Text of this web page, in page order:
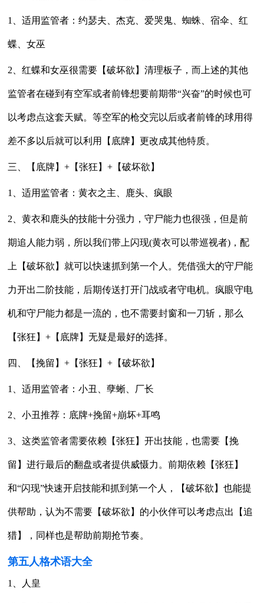
1、适用监管者：约瑟夫、杰克、爱哭鬼、蜘蛛、宿伞、红
蝶、女巫
2、红蝶和女巫很需要【破坏欲】清理板子，而上述的其他
监管者在碰到有空军或者前锋想要前期带“兴奋”的时候也可
以考虑点这套天赋。等空军的枪交完以后或者前锋的球用得
差不多以后就可以利用【底牌】更改成其他特质。
三、【底牌】+【张狂】+【破坏欲】
1、适用监管者：黄衣之主、鹿头、疯眼
2、黄衣和鹿头的技能十分强力，守尸能力也很强，但是前
期追人能力弱，所以我们带上闪现(黄衣可以带巡视者)，配
上【破坏欲】就可以快速抓到第一个人。凭借强大的守尸能
力开出二阶技能，后期传送打开门战或者守电机。疯眼守电
机和守尸能力都是一流的，也不需要封窗和一刀斩，那么
【张狂】+【底牌】无疑是最好的选择。
四、【挽留】+【张狂】+【破坏欲】
1、适用监管者：小丑、孽蜥、厂长
2、小丑推荐：底牌+挽留+崩坏+耳鸣
3、这类监管者需要依赖【张狂】开出技能，也需要【挽
留】进行最后的翻盘或者提供威慑力。前期依赖【张狂】
和“闪现”快速开启技能和抓到第一个人，【破坏欲】也能提
供帮助，认为不需要【破坏欲】的小伙伴可以考虑点出【追
猎】，同样也是帮助前期抢节奏。
第五人格术语大全
1、人皇